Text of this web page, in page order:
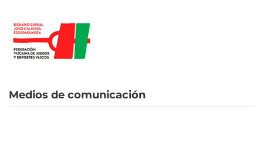
Medios de comunicación